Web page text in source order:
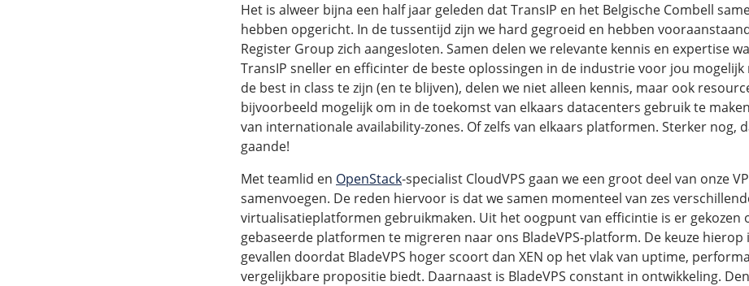
Het is alweer bijna een half jaar geleden dat TransIP en het Belgische Combell
hebben opgericht. In de tussentijd zijn we hard gegroeid en hebben
Register Group zich aangesloten. Samen delen we relevante kennis en expertise
TransIP sneller en efficinter de beste oplossingen in de industrie voor jou mogelijk
de best in class te zijn (en te blijven), delen we niet alleen kennis, maar ook
bijvoorbeeld mogelijk om in de toekomst van elkaars datacenters gebruik te
van internationale availability-zones. Of zelfs van elkaars platformen. Sterker nog,
gaande!
Met teamlid en OpenStack-specialist CloudVPS gaan we een groot deel van onze
samenvoegen. De reden hiervoor is dat we samen momenteel van zes
virtualisatieplatformen gebruikmaken. Uit het oogpunt van efficintie is er gekozen
gebaseerde platformen te migreren naar ons BladeVPS-platform. De keuze
gevallen doordat BladeVPS hoger scoort dan XEN op het vlak van uptime,
vergelijkbare propositie biedt. Daarnaast is BladeVPS constant in ontwikkeling.